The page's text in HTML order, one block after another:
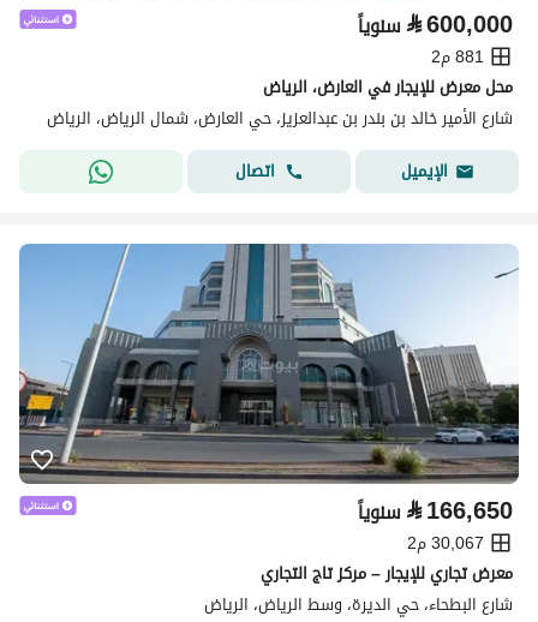
⃁600,000 سنوياً
881 م2
محل معرض للإيجار في العارض، الرياض
شارع الأمير خالد بن بندر بن عبدالعزيز، حي العارض، شمال الرياض، الرياض
الإيميل
اتصال
⃁166,650 سنوياً
30,067 م2
معرض تجاري للإيجار – مركز تاج التجاري
شارع البطحاء، حي الديرة، وسط الرياض، الرياض